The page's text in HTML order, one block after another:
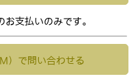
支払いのみです。
）で問い合わせる